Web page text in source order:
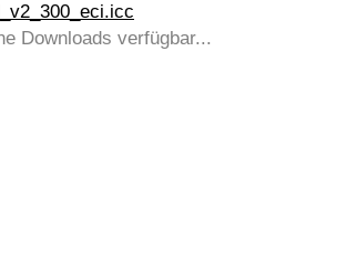
Downloads verfügbar...